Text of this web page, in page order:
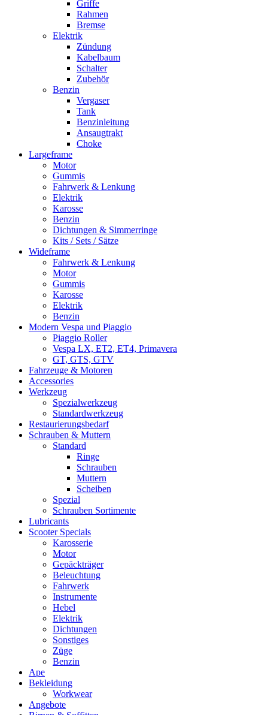
Griffe
Rahmen
Bremse
Elektrik
Zündung
Kabelbaum
Schalter
Zubehör
Benzin
Vergaser
Tank
Benzinleitung
Ansaugtrakt
Choke
Largeframe
Motor
Gummis
Fahrwerk & Lenkung
Elektrik
Karosse
Benzin
Dichtungen & Simmerringe
Kits / Sets / Sätze
Wideframe
Fahrwerk & Lenkung
Motor
Gummis
Karosse
Elektrik
Benzin
Modern Vespa und Piaggio
Piaggio Roller
Vespa LX, ET2, ET4, Primavera
GT, GTS, GTV
Fahrzeuge & Motoren
Accessories
Werkzeug
Spezialwerkzeug
Standardwerkzeug
Restaurierungsbedarf
Schrauben & Muttern
Standard
Ringe
Schrauben
Muttern
Scheiben
Spezial
Schrauben Sortimente
Lubricants
Scooter Specials
Karosserie
Motor
Gepäckträger
Beleuchtung
Fahrwerk
Instrumente
Hebel
Elektrik
Dichtungen
Sonstiges
Züge
Benzin
Ape
Bekleidung
Workwear
Angebote